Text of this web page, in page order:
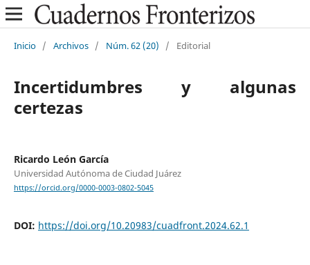
Inicio / Archivos / Núm. 62 (20) / Editorial
Incertidumbres y algunas
certezas
Ricardo León García
Universidad Autónoma de Ciudad Juárez
https://orcid.org/0000-0003-0802-5045
DOI: https://doi.org/10.20983/cuadfront.2024.62.1